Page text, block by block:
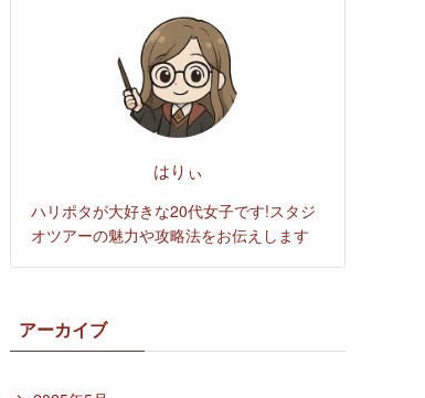
はりぃ
ハリポタが大好きな20代女子です!スタジ
オツアーの魅力や攻略法をお伝えします
アーカイブ